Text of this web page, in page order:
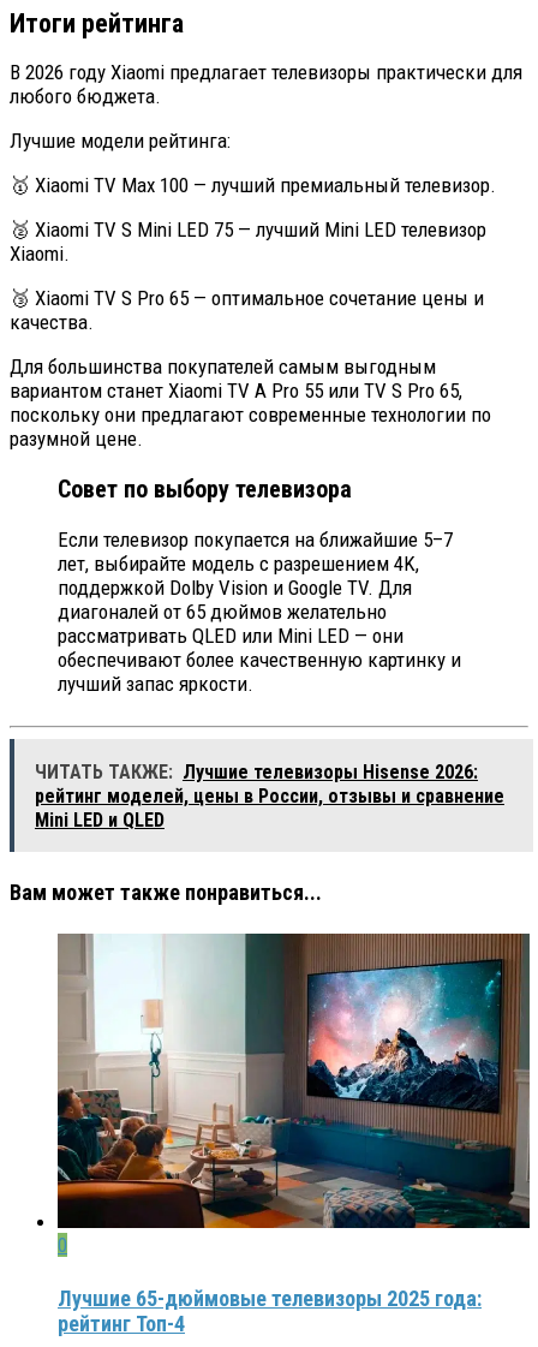
Итоги рейтинга
В 2026 году Xiaomi предлагает телевизоры практически для
любого бюджета.
Лучшие модели рейтинга:
🥇 Xiaomi TV Max 100 — лучший премиальный телевизор.
🥈 Xiaomi TV S Mini LED 75 — лучший Mini LED телевизор
Xiaomi.
🥉 Xiaomi TV S Pro 65 — оптимальное сочетание цены и
качества.
Для большинства покупателей самым выгодным
вариантом станет Xiaomi TV A Pro 55 или TV S Pro 65,
поскольку они предлагают современные технологии по
разумной цене.
Совет по выбору телевизора
Если телевизор покупается на ближайшие 5–7
лет, выбирайте модель с разрешением 4K,
поддержкой Dolby Vision и Google TV. Для
диагоналей от 65 дюймов желательно
рассматривать QLED или Mini LED — они
обеспечивают более качественную картинку и
лучший запас яркости.
ЧИТАТЬ ТАКЖЕ: Лучшие телевизоры Hisense 2026:
рейтинг моделей, цены в России, отзывы и сравнение
Mini LED и QLED
Вам может также понравиться...
0
Лучшие 65-дюймовые телевизоры 2025 года:
рейтинг Топ-4